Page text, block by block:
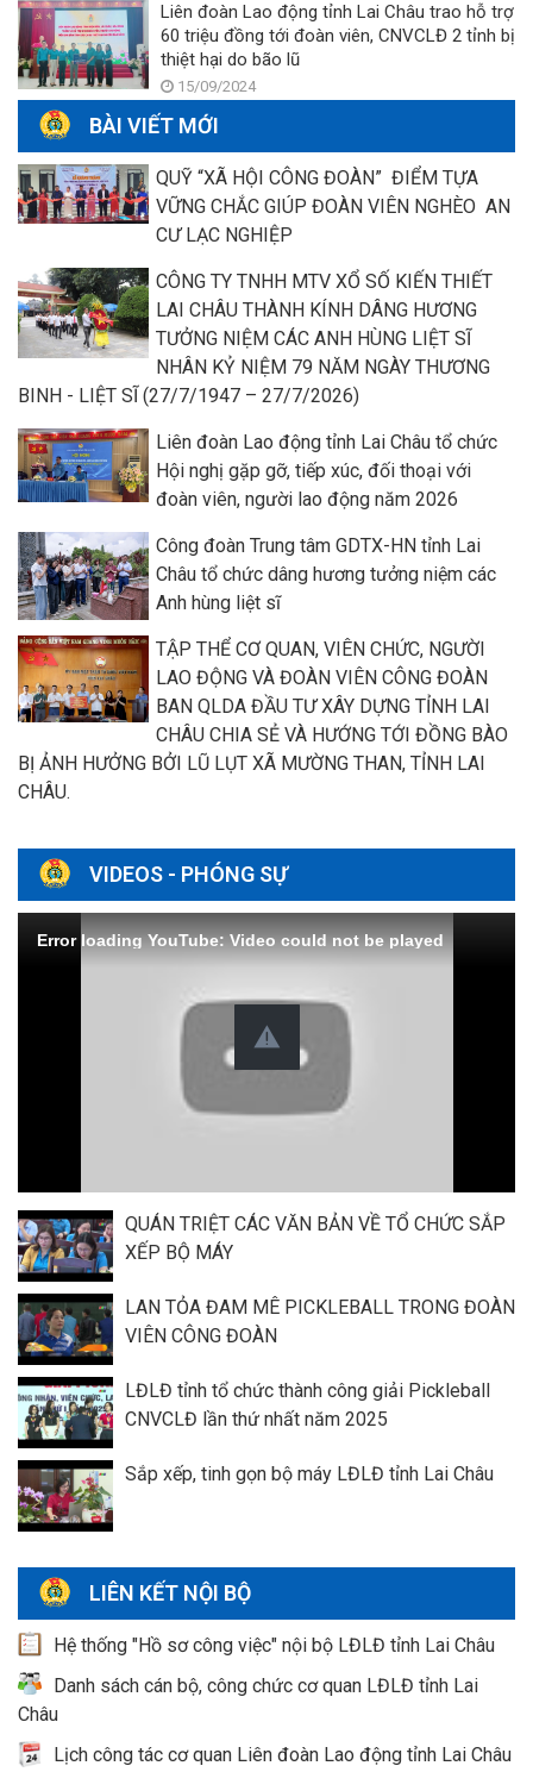
Liên đoàn Lao động tỉnh Lai Châu trao hỗ trợ
60 triệu đồng tới đoàn viên, CNVCLĐ 2 tỉnh bị
thiệt hại do bão lũ
15/09/2024
BÀI VIẾT MỚI
QUỸ “XÃ HỘI CÔNG ĐOÀN” ĐIỂM TỰA
VỮNG CHẮC GIÚP ĐOÀN VIÊN NGHÈO AN
CƯ LẠC NGHIỆP
CÔNG TY TNHH MTV XỔ SỐ KIẾN THIẾT
LAI CHÂU THÀNH KÍNH DÂNG HƯƠNG
TƯỞNG NIỆM CÁC ANH HÙNG LIỆT SĨ
NHÂN KỶ NIỆM 79 NĂM NGÀY THƯƠNG
BINH - LIỆT SĨ (27/7/1947 – 27/7/2026)
Liên đoàn Lao động tỉnh Lai Châu tổ chức
Hội nghị gặp gỡ, tiếp xúc, đối thoại với
đoàn viên, người lao động năm 2026
Công đoàn Trung tâm GDTX-HN tỉnh Lai
Châu tổ chức dâng hương tưởng niệm các
Anh hùng liệt sĩ
TẬP THỂ CƠ QUAN, VIÊN CHỨC, NGƯỜI
LAO ĐỘNG VÀ ĐOÀN VIÊN CÔNG ĐOÀN
BAN QLDA ĐẦU TƯ XÂY DỰNG TỈNH LAI
CHÂU CHIA SẺ VÀ HƯỚNG TỚI ĐỒNG BÀO
BỊ ẢNH HƯỞNG BỞI LŨ LỤT XÃ MƯỜNG THAN, TỈNH LAI
CHÂU.
VIDEOS - PHÓNG SỰ
Error loading YouTube: Video could not be played
QUÁN TRIỆT CÁC VĂN BẢN VỀ TỔ CHỨC SẮP
XẾP BỘ MÁY
LAN TỎA ĐAM MÊ PICKLEBALL TRONG ĐOÀN
VIÊN CÔNG ĐOÀN
LĐLĐ tỉnh tổ chức thành công giải Pickleball
CNVCLĐ lần thứ nhất năm 2025
Sắp xếp, tinh gọn bộ máy LĐLĐ tỉnh Lai Châu
LIÊN KẾT NỘI BỘ
Hệ thống "Hồ sơ công việc" nội bộ LĐLĐ tỉnh Lai Châu
Danh sách cán bộ, công chức cơ quan LĐLĐ tỉnh Lai
Châu
Lịch công tác cơ quan Liên đoàn Lao động tỉnh Lai Châu